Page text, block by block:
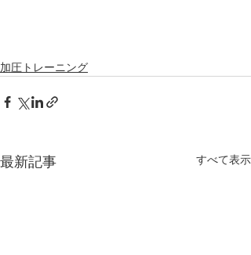
加圧トレーニング
最新記事 すべて表示